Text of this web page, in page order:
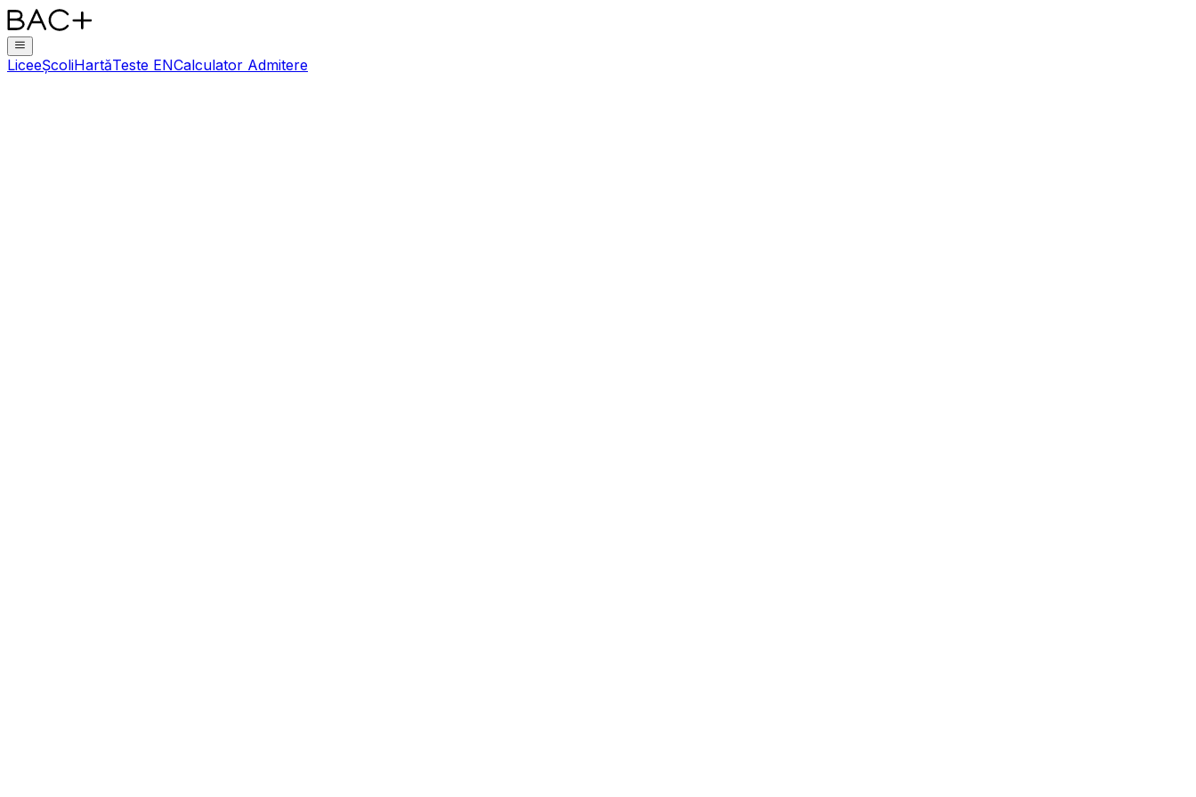
LiceeȘcoliHartăTeste ENCalculator Admitere